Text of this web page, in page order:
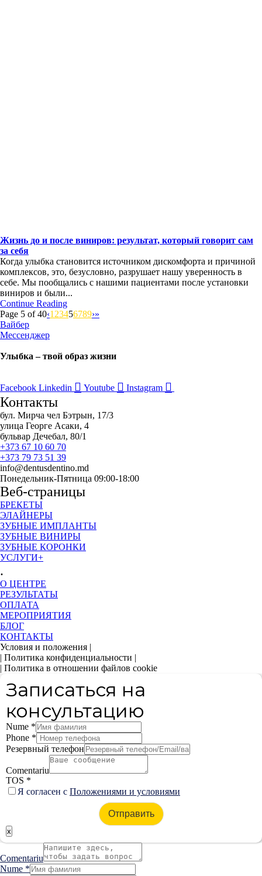
Жизнь до и после виниров: результат, который говорит сам
за себя
Когда улыбка становится источником дискомфорта и причиной
комплексов, это, безусловно, разрушает нашу уверенность в
себе. Мы пообщались с нашими пациентами после установки
виниров и были...
Continue Reading
Page 5 of 40‹1 23456789›»
Вайбер
Мессенджер
Улыбка – твой образ жизни
Facebook Linkedin Youtube Instagram
Контакты
бул. Мирча чел Бэтрын, 17/3
улица Георге Асаки, 4
бульвар Дечебал, 80/1
+373 67 10 60 70
+373 79 73 51 39
info@dentusdentino.md
Понедельник-Пятница 09:00-18:00
Веб-страницы
БРЕКЕТЫ
ЭЛАЙНЕРЫ
ЗУБНЫЕ ИМПЛАНТЫ
ЗУБНЫЕ ВИНИРЫ
ЗУБНЫЕ КОРОНКИ
УСЛУГИ+
.
О ЦЕНТРЕ
РЕЗУЛЬТАТЫ
ОПЛАТА
МЕРОПРИЯТИЯ
БЛОГ
КОНТАКТЫ
Условия и положения |
| Политика конфиденциальности |
| Политика в отношении файлов cookie
Записаться на
консультацию
Nume *
Phone *
Резервный телефон
Comentariu
TOS *
Я согласен с Положениями и условиями
Отправить
x
Comentariu
Nume *